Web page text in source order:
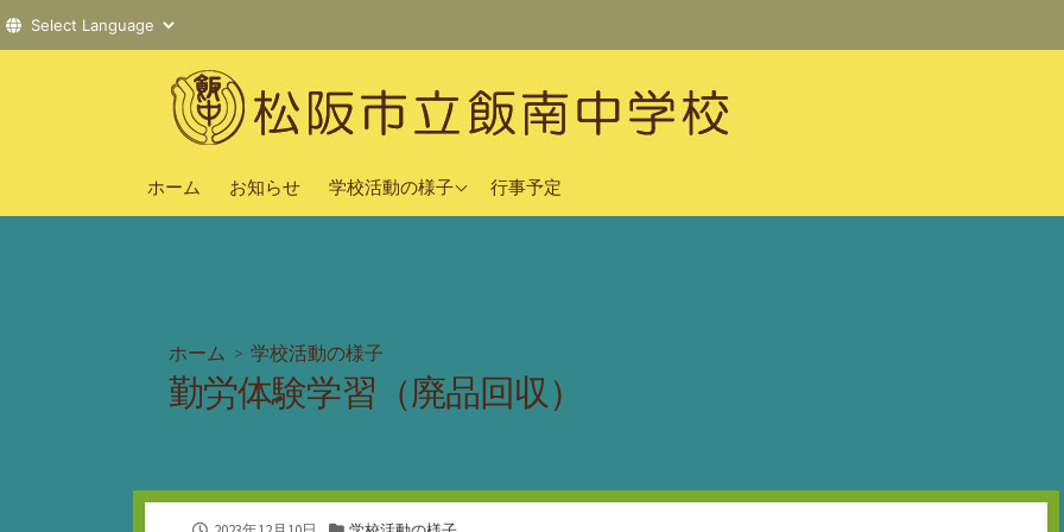
へ
ホーム お知らせ 学校活動の様子
2025年度
行事予定
ホーム > 学校活動の様子
勤労体験学習（廃品回収）
公
カ